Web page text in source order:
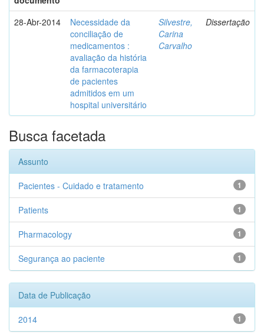
28-Abr-2014
Necessidade da
conciliação de
medicamentos :
avaliação da história
da farmacoterapia
de pacientes
admitidos em um
hospital universitário
Silvestre,
Carina
Carvalho
Dissertação
Busca facetada
Assunto
1
Pacientes - Cuidado e tratamento
1
Patients
1
Pharmacology
1
Segurança ao paciente
Data de Publicação
1
2014